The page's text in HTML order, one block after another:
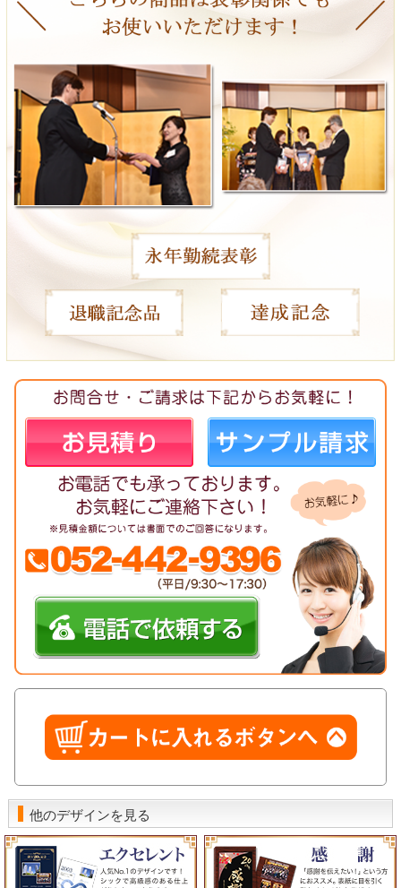
他のデザインを見る